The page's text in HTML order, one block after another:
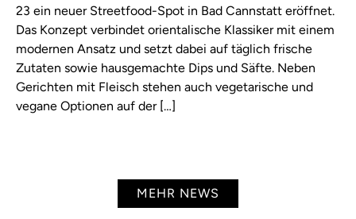
23 ein neuer Streetfood-Spot in Bad Cannstatt eröffnet.
Das Konzept verbindet orientalische Klassiker mit einem
modernen Ansatz und setzt dabei auf täglich frische
Zutaten sowie hausgemachte Dips und Säfte. Neben
Gerichten mit Fleisch stehen auch vegetarische und
vegane Optionen auf der […]
MEHR NEWS